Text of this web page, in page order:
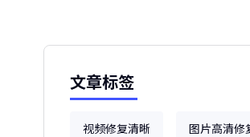
文章标签
视频修复清晰 图片高清修